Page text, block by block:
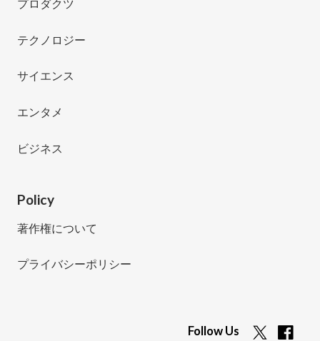
プロダクツ
テクノロジー
サイエンス
エンタメ
ビジネス
Policy
著作権について
プライバシーポリシー
Follow Us